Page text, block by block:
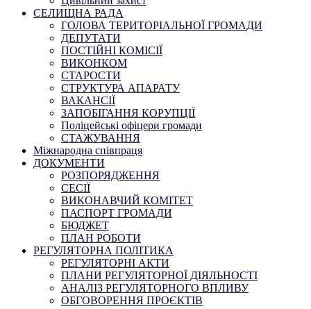
СЕЛИЩНА РАДА
ГОЛОВА ТЕРИТОРІАЛЬНОЇ ГРОМАДИ
ДЕПУТАТИ
ПОСТІЙНІ КОМІСІЇ
ВИКОНКОМ
СТАРОСТИ
СТРУКТУРА АПАРАТУ
ВАКАНСІЇ
ЗАПОБІГАННЯ КОРУПЦІЇ
Поліцейські офіцери громади
СТАЖУВАННЯ
Міжнародна співпраця
ДОКУМЕНТИ
РОЗПОРЯДЖЕННЯ
СЕСІЇ
ВИКОНАВЧИЙ КОМІТЕТ
ПАСПОРТ ГРОМАДИ
БЮДЖЕТ
ПЛАН РОБОТИ
РЕГУЛЯТОРНА ПОЛІТИКА
РЕГУЛЯТОРНІ АКТИ
ПЛАНИ РЕГУЛЯТОРНОЇ ДІЯЛЬНОСТІ
АНАЛІЗ РЕГУЛЯТОРНОГО ВПЛИВУ
ОБГОВОРЕННЯ ПРОЄКТІВ